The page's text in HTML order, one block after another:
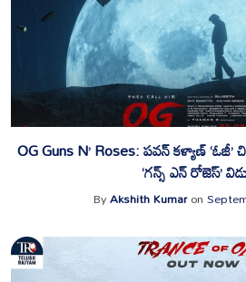
OG Guns N’ Roses: పవన్ కళ్యాణ్
‘గన్స్ ఎన్ రోజెస్’
ByAkshith Kumaron